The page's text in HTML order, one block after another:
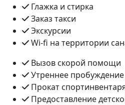
Глажка и стирка
Заказ такси
Экскурсии
Wi-fi на территории
Вызов скорой помощи
Утреннее
Прокат
Предоставление